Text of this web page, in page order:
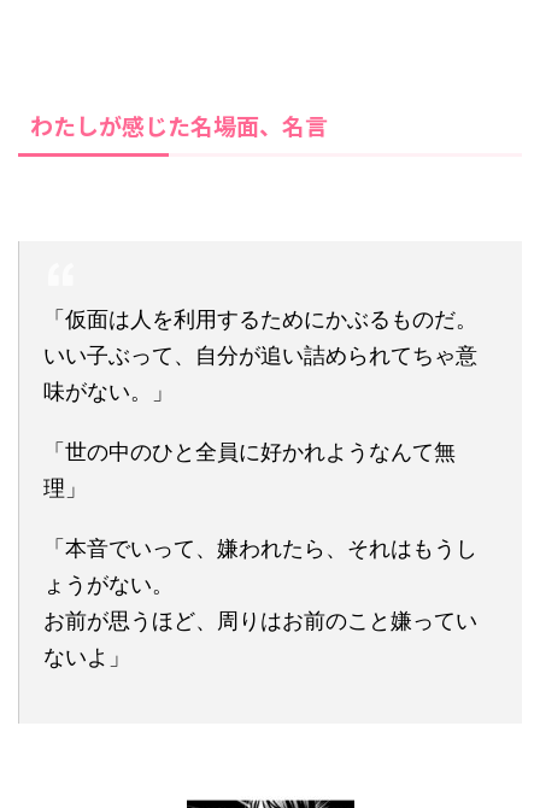
わたしが感じた名場面、名言
「仮面は人を利用するためにかぶるものだ。
いい子ぶって、自分が追い詰められてちゃ意
味がない。」
「世の中のひと全員に好かれようなんて無
理」
「本音でいって、嫌われたら、それはもうし
ょうがない。
お前が思うほど、周りはお前のこと嫌ってい
ないよ」